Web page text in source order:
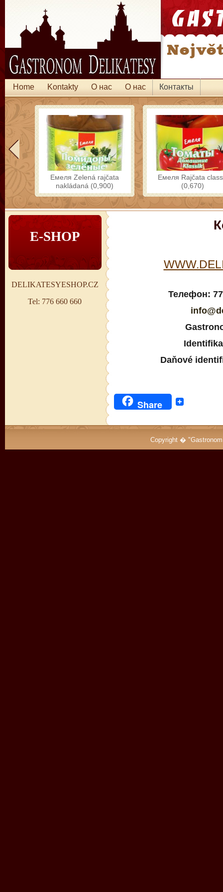
Home Kontakty O нас O нас Контакты
Емеля Zelená rajčata
nakládaná (0,900)
Емеля Rajčata
(0,670)
E-SHOP
DELIKATESYESHOP.CZ
Tel: 776 660 660
Teлефон:
Daňové
Share
Copyright �